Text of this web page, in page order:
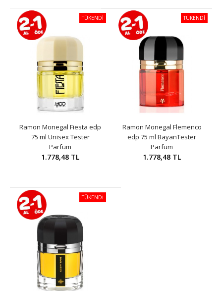
TÜKENDİ
Ramon Monegal Fiesta edp
75 ml Unisex Tester
Parfüm
1.778,48 TL
TÜKENDİ
Ramon Monegal Flemenco
edp 75 ml BayanTester
Parfüm
1.778,48 TL
TÜKENDİ